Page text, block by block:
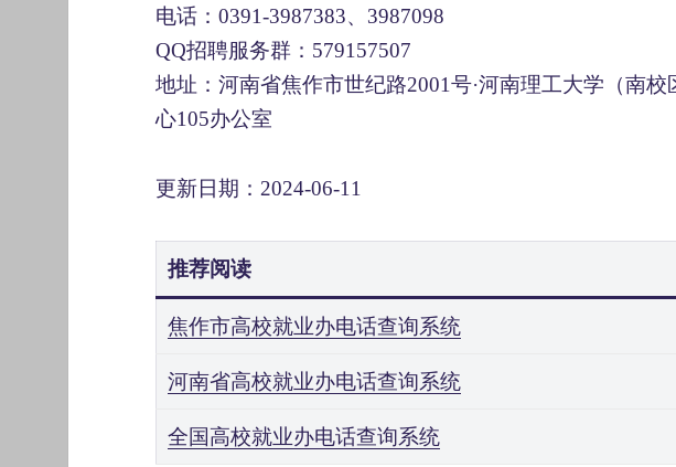
电话：0391-3987383、3987098
QQ招聘服务群：579157507
地址：河南省焦作市世纪路2001号·河南理工大学（南校
心105办公室
更新日期：2024-06-11
推荐阅读
焦作市高校就业办电话查询系统
河南省高校就业办电话查询系统
全国高校就业办电话查询系统